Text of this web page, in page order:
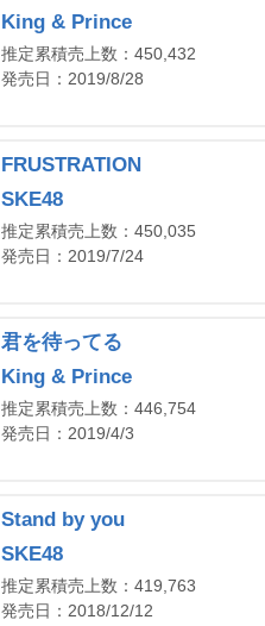
King & Prince
推定累積売上数：450,432
発売日：2019/8/28
FRUSTRATION
SKE48
推定累積売上数：450,035
発売日：2019/7/24
君を待ってる
King & Prince
推定累積売上数：446,754
発売日：2019/4/3
Stand by you
SKE48
推定累積売上数：419,763
発売日：2018/12/12